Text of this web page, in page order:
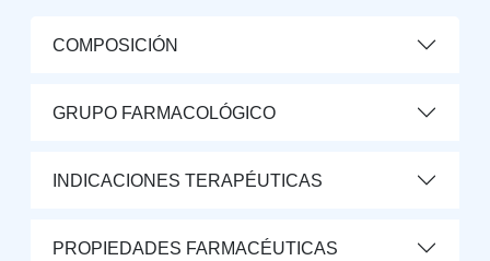
COMPOSICIÓN
GRUPO FARMACOLÓGICO
INDICACIONES TERAPÉUTICAS
PROPIEDADES FARMACÉUTICAS